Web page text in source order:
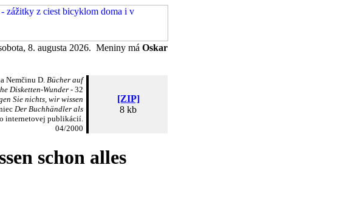
8. augusta 2026. Meniny má Oskar
Nemčinu D. Bücher auf
Disketten-Wunder - 32
Sie nichts, wir wissen
Der Buchhändler als
internetovej publikácií.
04/2000
[ZIP]
8 kb
schon alles